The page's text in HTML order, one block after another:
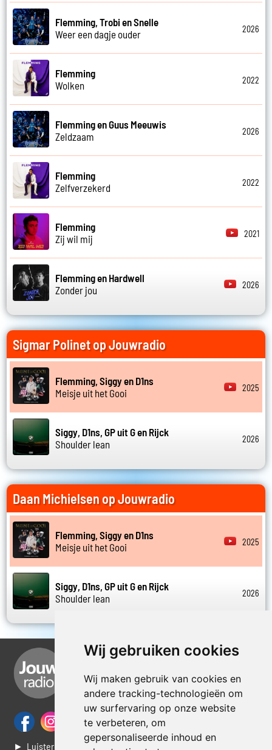
Wij gebruiken cookies
Wij maken gebruik van cookies en
andere tracking-technologieën om
uw surfervaring op onze website
te verbeteren, om
gepersonaliseerde inhoud en
Flemming, Trobi en Snelle
Weer een dagje ouder
2026
Flemming
Wolken
2022
Flemming en Guus Meeuwis
Zeldzaam
2026
Flemming
Zelfverzekerd
2022
Flemming
Zij wil mij
2021
Flemming en Hardwell
Zonder jou
2026
Sigmar Polinet op Jouwradio
Flemming, Siggy en D1ns
Meisje uit het Gooi
2025
Siggy, D1ns, GP uit G en Rijck
Shoulder lean
2026
Daan Michielsen op Jouwradio
Flemming, Siggy en D1ns
Meisje uit het Gooi
2025
Siggy, D1ns, GP uit G en Rijck
Shoulder lean
2026
► Luisteren naar Jouwradio